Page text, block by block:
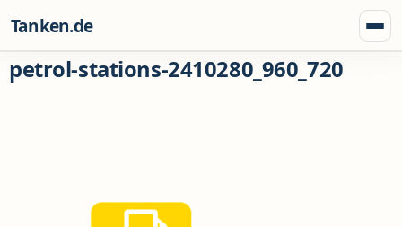
Tanken.de
petrol-stations-2410280_960_720